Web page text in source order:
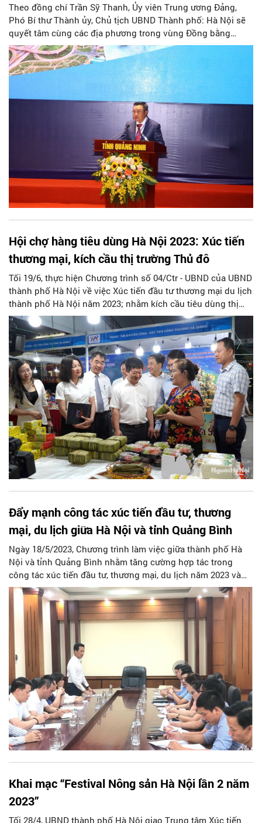
Theo đồng chí Trần Sỹ Thanh, Ủy viên Trung ương Đảng,
Phó Bí thư Thành ủy, Chủ tịch UBND Thành phố: Hà Nội sẽ
quyết tâm cùng các địa phương trong vùng Đồng bằng
Sông Hồng tổ chức thực hiện thành công nghị quyết của Bộ
Chính trị, chương trình hành động của Chính phủ với mục
tiêu phát triển Thủ đô Hà Nội trở thành đô thị thông minh,
hiện đại, có bản sắc; động lực thúc đẩy phát triển vùng và
cả nước.
Hội chợ hàng tiêu dùng Hà Nội 2023: Xúc tiến
thương mại, kích cầu thị trường Thủ đô
Tối 19/6, thực hiện Chương trình số 04/Ctr - UBND của UBND
thành phố Hà Nội về việc Xúc tiến đầu tư thương mại du lịch
thành phố Hà Nội năm 2023; nhằm kích cầu tiêu dùng thị
trường nội địa góp phần thúc đẩy tăng trưởng kinh tế trên
địa bàn Thành phố, Trung tâm HPA tổ chức khai mạc Hội
chợ hàng tiêu dùng Hà Nội năm 2023 tại Trung tâm Thương
mại MELINH PLAZA Hà Đông.
Đẩy mạnh công tác xúc tiến đầu tư, thương
mại, du lịch giữa Hà Nội và tỉnh Quảng Bình
Ngày 18/5/2023, Chương trình làm việc giữa thành phố Hà
Nội và tỉnh Quảng Bình nhằm tăng cường hợp tác trong
công tác xúc tiến đầu tư, thương mại, du lịch năm 2023 và
các năm tiếp theo đã diễn ra tại Sở Công Thương tỉnh Quảng
Bình.
Khai mạc “Festival Nông sản Hà Nội lần 2 năm
2023”
Tối 28/4, UBND thành phố Hà Nội giao Trung tâm Xúc tiến